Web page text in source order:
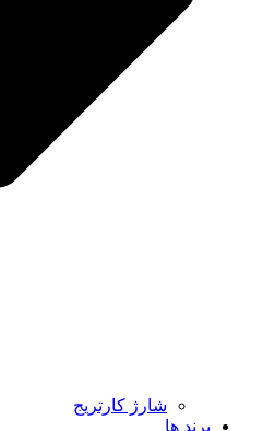
شارژ کارتریج
برند ها